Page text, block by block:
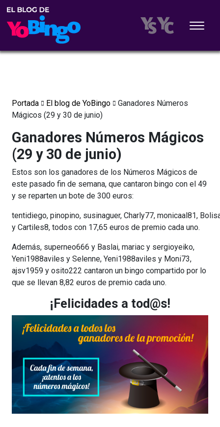
Portada El blog de YoBingo
Ganadores Números
Mágicos (29 y 30 de junio)
Ganadores Números Mágicos
(29 y 30 de junio)
Estos son los ganadores de los Números Mágicos de
este pasado fin de semana, que cantaron bingo con el 49
y se reparten un bote de 300 euros:
tentidiego, pinopino, susinaguer, Charly77, monicaal81,
y Cartiles8, todos con 17,65 euros de premio cada uno.
Además, superneo666 y Baslai, mariac y sergioyeiko,
Yeni1988aviles y Selenne, Yeni1988aviles y Moni73,
ajsv1959 y osito222 cantaron un bingo compartido por lo
que se llevan 8,82 euros de premio cada uno.
¡Felicidades a tod@s!